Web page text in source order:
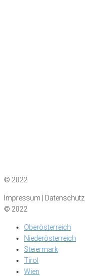
© 2022
Impressum | Datenschutz
© 2022
Oberösterreich
Niederösterreich
Steiermark
Tirol
Wien